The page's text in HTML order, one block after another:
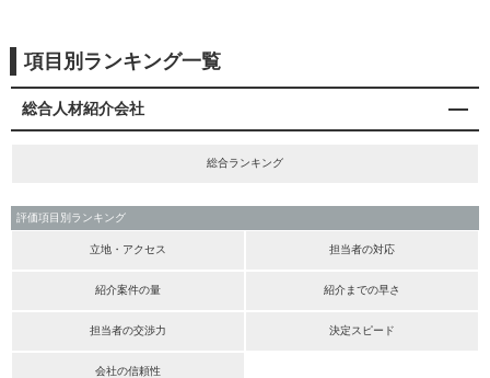
項目別ランキング一覧
総合人材紹介会社
総合ランキング
評価項目別ランキング
立地・アクセス 担当者の対応
紹介案件の量 紹介までの早さ
担当者の交渉力 決定スピード
会社の信頼性